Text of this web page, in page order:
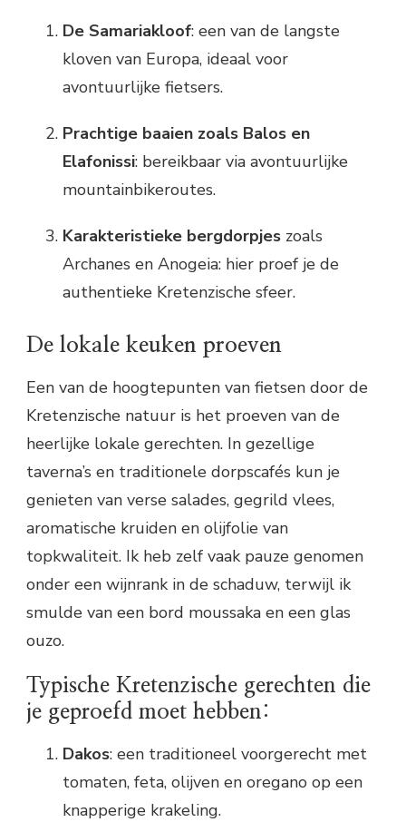
De Samariakloof: een van de langste
kloven van Europa, ideaal voor
avontuurlijke fietsers.
Prachtige baaien zoals Balos en
Elafonissi: bereikbaar via avontuurlijke
mountainbikeroutes.
Karakteristieke bergdorpjes zoals
Archanes en Anogeia: hier proef je de
authentieke Kretenzische sfeer.
De lokale keuken proeven
Een van de hoogtepunten van fietsen door de
Kretenzische natuur is het proeven van de
heerlijke lokale gerechten. In gezellige
taverna’s en traditionele dorpscafés kun je
genieten van verse salades, gegrild vlees,
aromatische kruiden en olijfolie van
topkwaliteit. Ik heb zelf vaak pauze genomen
onder een wijnrank in de schaduw, terwijl ik
smulde van een bord moussaka en een glas
ouzo.
Typische Kretenzische gerechten die
je geproefd moet hebben:
Dakos: een traditioneel voorgerecht met
tomaten, feta, olijven en oregano op een
knapperige krakeling.